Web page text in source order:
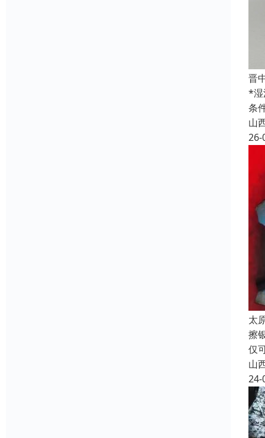
晋
*湿
条
山
26-
太
擦
仅
山
24-